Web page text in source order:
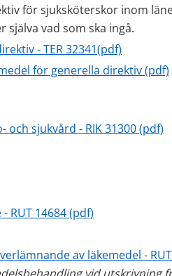
för sjuksköterskor inom
vad som ska ingå.
- TER 32341(pdf)
för generella direktiv (pdf)
sjukvård - RIK 31300 (pdf)
RUT 14684 (pdf)
av läkemedel -